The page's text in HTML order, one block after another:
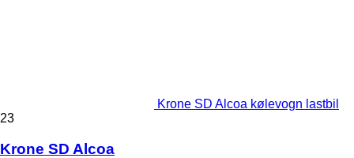
Krone SD Alcoa kølevogn lastbil
23
Krone SD Alcoa